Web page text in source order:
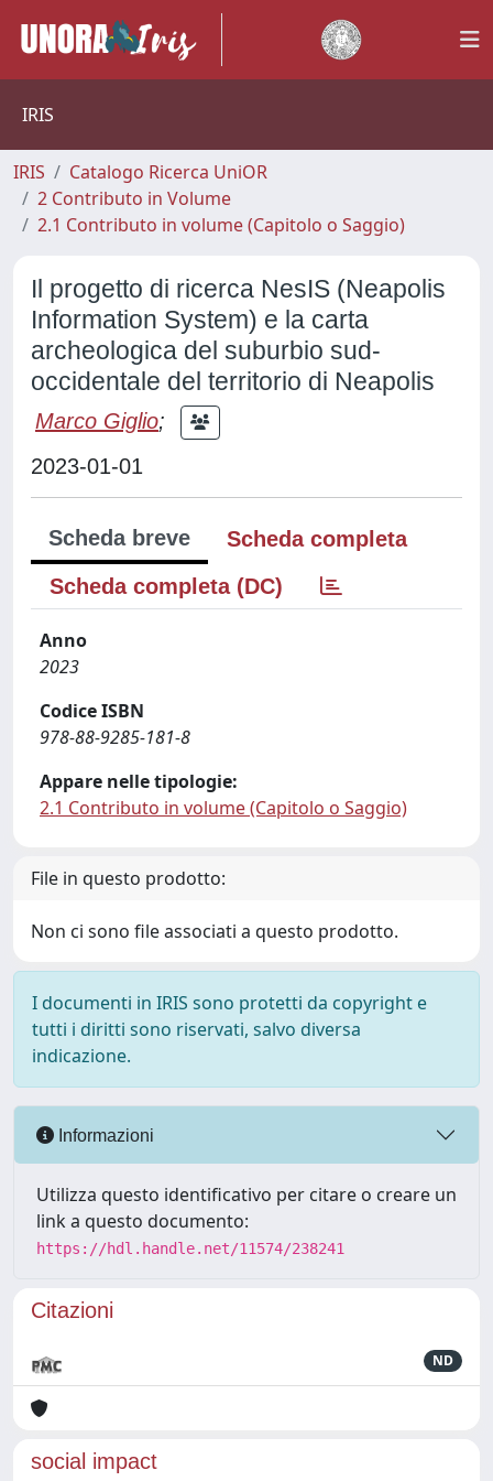
IRIS
IRIS
Catalogo Ricerca UniOR
2 Contributo in Volume
2.1 Contributo in volume (Capitolo o Saggio)
Il progetto di ricerca NesIS (Neapolis
Information System) e la carta
archeologica del suburbio sud-
occidentale del territorio di Neapolis
Marco Giglio;
2023-01-01
Scheda breve
Scheda completa
Scheda completa (DC)
Anno
2023
Codice ISBN
978-88-9285-181-8
Appare nelle tipologie:
2.1 Contributo in volume (Capitolo o Saggio)
File in questo prodotto:
Non ci sono file associati a questo prodotto.
I documenti in IRIS sono protetti da copyright e
tutti i diritti sono riservati, salvo diversa
indicazione.
Informazioni
Utilizza questo identificativo per citare o creare un
link a questo documento:
https://hdl.handle.net/11574/238241
Citazioni
ND
social impact